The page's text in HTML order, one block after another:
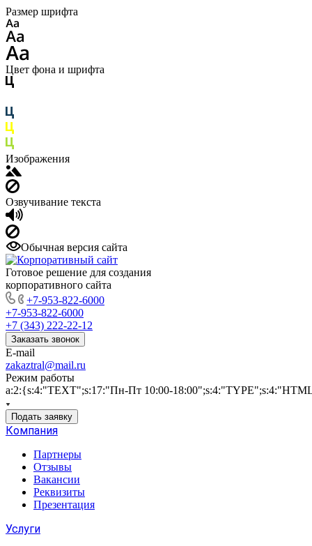
Размер шрифта
Цвет фона и шрифта
Изображения
Озвучивание текста
Обычная версия сайта
Готовое решение для создания
корпоративного сайта
+7-953-822-6000
+7-953-822-6000
+7 (343) 222-22-12
Заказать звонок
E-mail
zakaztral@mail.ru
Режим работы
a:2:{s:4:"TEXT";s:17:"Пн-Пт 10:00-
Подать заявку
Компания
Партнеры
Отзывы
Вакансии
Реквизиты
Презентация
Услуги